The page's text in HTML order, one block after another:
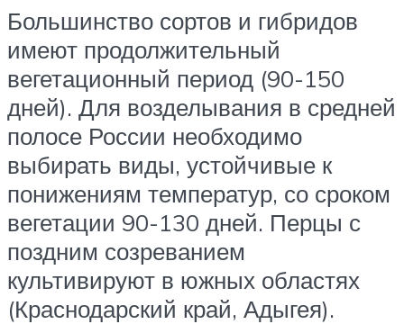
Большинство сортов и гибридов
имеют продолжительный
вегетационный период (90-150
дней). Для возделывания в средней
полосе России необходимо
выбирать виды, устойчивые к
понижениям температур, со сроком
вегетации 90-130 дней. Перцы с
поздним созреванием
культивируют в южных областях
(Краснодарский край, Адыгея).